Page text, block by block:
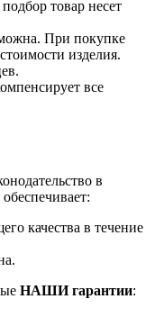
товар несет
При покупке
изделия.
все
в
качества в течение
НАШИ гарантии: